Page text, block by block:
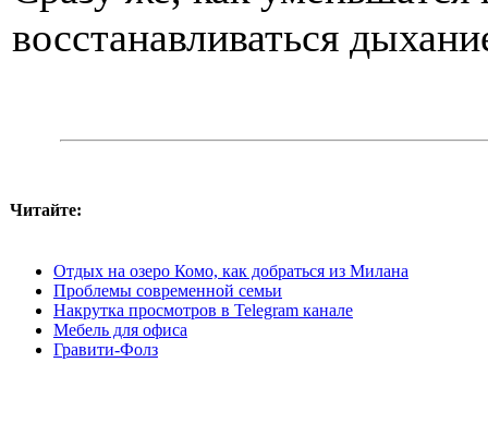
восстанавливаться
Читайте:
Отдых на озеро Комо, как добраться из Милана
Проблемы современной семьи
Накрутка просмотров в Telegram канале
Мебель для офиса
Гравити-Фолз